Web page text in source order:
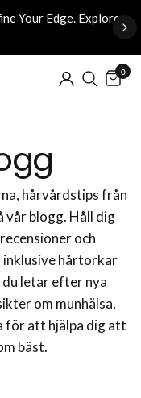
Your Edge. Explore
0
hårvårdstips från
vår blogg. Håll dig
och
hårtorkar
letar efter nya
om munhälsa,
för att hjälpa dig att
bäst.